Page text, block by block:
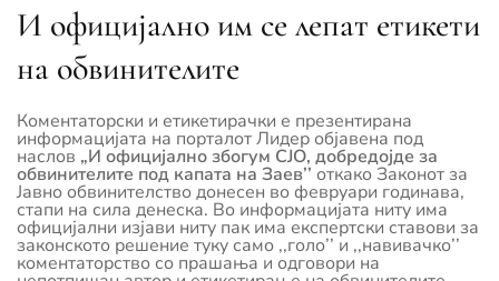
И официјално им се лепат етикети
на обвинителите
Коментаторски и етикетирачки е презентирана
информацијата на порталот Лидер објавена под
наслов „И официјално збогум СЈО, добредојде за
обвинителите под капата на Заев’’ откако Законот за
Јавно обвинителство донесен во февруари годинава,
стапи на сила денеска. Во информацијата ниту има
официјални изјави ниту пак има експертски ставови за
законското решение туку само ,,голо’’ и ,,навивачко’’
коментаторство со прашања и одговори на